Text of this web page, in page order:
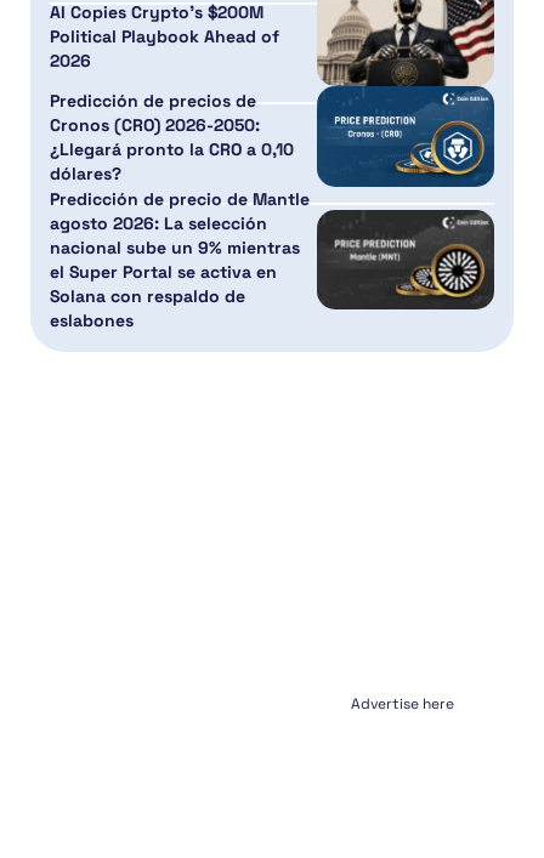
AI Copies Crypto’s $200M
Political Playbook Ahead of
2026
Predicción de precios de
Cronos (CRO) 2026-2050:
¿Llegará pronto la CRO a 0,10
dólares?
Predicción de precio de Mantle
agosto 2026: La selección
nacional sube un 9% mientras
el Super Portal se activa en
Solana con respaldo de
eslabones
Advertise here